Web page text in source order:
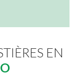
EN